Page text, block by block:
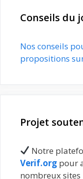
Conseils du
Nos conseils
propositions
Projet
Notre
Verif.org pour
nombreux